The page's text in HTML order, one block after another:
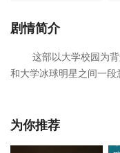
第07集
剧情简介
这部以大学校园为背
和大学冰球明星之间一
持久的羁绊，探讨了爱
为你推荐